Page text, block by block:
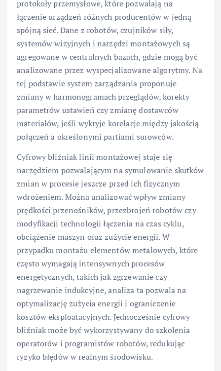
protokoły przemysłowe, które pozwalają na
łączenie urządzeń różnych producentów w jedną
spójną sieć. Dane z robotów, czujników siły,
systemów wizyjnych i narzędzi montażowych są
agregowane w centralnych bazach, gdzie mogą być
analizowane przez wyspecjalizowane algorytmy. Na
tej podstawie system zarządzania proponuje
zmiany w harmonogramach przeglądów, korekty
parametrów ustawień czy zmianę dostawców
materiałów, jeśli wykryje korelacje między jakością
połączeń a określonymi partiami surowców.
Cyfrowy bliźniak linii montażowej staje się
narzędziem pozwalającym na symulowanie skutków
zmian w procesie jeszcze przed ich fizycznym
wdrożeniem. Można analizować wpływ zmiany
prędkości przenośników, przezbrojeń robotów czy
modyfikacji technologii łączenia na czas cyklu,
obciążenie maszyn oraz zużycie energii. W
przypadku montażu elementów metalowych, które
często wymagają intensywnych procesów
energetycznych, takich jak zgrzewanie czy
nagrzewanie indukcyjne, analiza ta pozwala na
optymalizację zużycia energii i ograniczenie
kosztów eksploatacyjnych. Jednocześnie cyfrowy
bliźniak może być wykorzystywany do szkolenia
operatorów i programistów robotów, redukując
ryzyko błędów w realnym środowisku.